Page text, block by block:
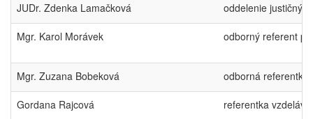
JUDr. Zdenka Lamačková oddelenie
Mgr. Karol Morávek odborný referent
Mgr. Zuzana Bobeková odborná referentka
Gordana Rajcová referentka